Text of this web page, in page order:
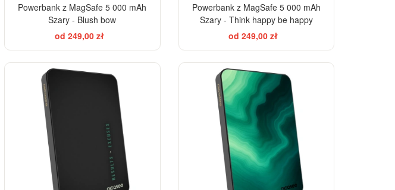
Powerbank z MagSafe 5 000 mAh
Szary - Blush bow
od 249,00 zł
Powerbank z MagSafe 5 000 mAh
Szary - Think happy be happy
od 249,00 zł